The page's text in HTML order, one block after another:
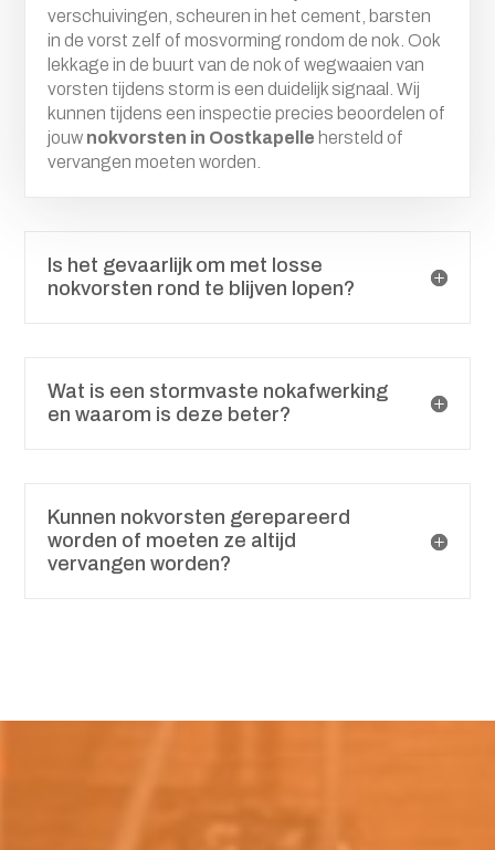
verschuivingen, scheuren in het cement, barsten
in de vorst zelf of mosvorming rondom de nok. Ook
lekkage in de buurt van de nok of wegwaaien van
vorsten tijdens storm is een duidelijk signaal. Wij
kunnen tijdens een inspectie precies beoordelen of
jouw nokvorsten in Oostkapelle hersteld of
vervangen moeten worden.
Is het gevaarlijk om met losse
nokvorsten rond te blijven lopen?
Wat is een stormvaste nokafwerking
en waarom is deze beter?
Kunnen nokvorsten gerepareerd
worden of moeten ze altijd
vervangen worden?